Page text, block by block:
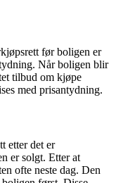
før boligen er
Når boligen blir
tilbud om kjøpe
med prisantydning.
etter det er
er solgt. Etter at
ofte neste dag. Den